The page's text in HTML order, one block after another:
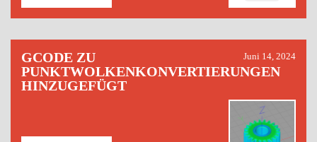
GCODE ZU
PUNKTWOLKENKONVERTIERUNGEN
HINZUGEFÜGT
Juni 14, 2024